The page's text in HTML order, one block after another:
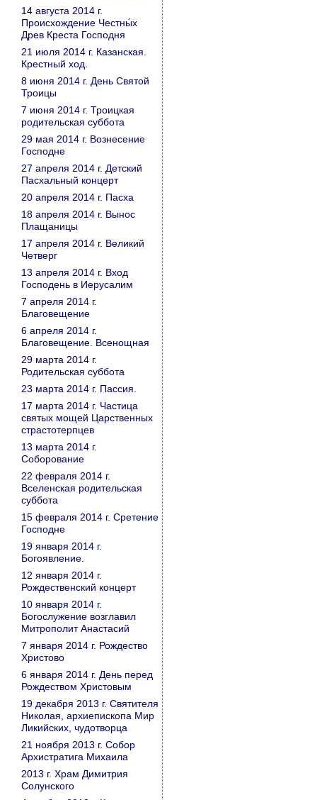
14 августа 2014 г.
Происхождение Честны́х
Древ Креста Господня
21 июля 2014 г. Казанская.
Крестный ход.
8 июня 2014 г. День Святой
Троицы
7 июня 2014 г. Троицкая
родительская суббота
29 мая 2014 г. Вознесение
Господне
27 апреля 2014 г. Детский
Пасхальный концерт
20 апреля 2014 г. Пасха
18 апреля 2014 г. Вынос
Плащаницы
17 апреля 2014 г. Великий
Четверг
13 апреля 2014 г. Вход
Господень в Иерусалим
7 апреля 2014 г.
Благовещение
6 апреля 2014 г.
Благовещение. Всенощная
29 марта 2014 г.
Родительская суббота
23 марта 2014 г. Пассия.
17 марта 2014 г. Частица
святых мощей Царственных
страстотерпцев
13 марта 2014 г.
Соборование
22 февраля 2014 г.
Вселенская родительская
суббота
15 февраля 2014 г. Сретение
Господне
19 января 2014 г.
Богоявление.
12 января 2014 г.
Рождественский концерт
10 января 2014 г.
Богослужение возглавил
Митрополит Анастасий
7 января 2014 г. Рождество
Христово
6 января 2014 г. День перед
Рождеством Христовым
19 декабря 2013 г. Святителя
Николая, архиепископа Мир
Ликийских, чудотворца
21 ноября 2013 г. Собор
Архистратига Михаила
2013 г. Храм Димитрия
Солунского